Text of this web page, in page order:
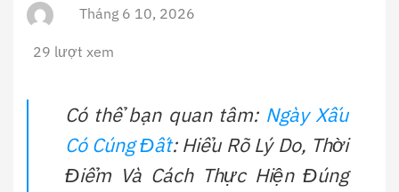
Tháng 6 10, 2026
29 lượt xem
Có thể bạn quan tâm: Ngày Xấu
Có Cúng Đất: Hiểu Rõ Lý Do, Thời
Điểm Và Cách Thực Hiện Đúng